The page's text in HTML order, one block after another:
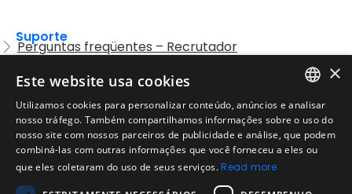
Suporte
Perguntas freqüentes – Recrutador
Preguntas frequentes – Candidatos
Legal
Política de Uso Aceitável
Aviso Legal
ENGLISH
SPANISH
×
Este website usa cookies
Utilizamos cookies para personalizar conteúdo, anúncios e analisar
nosso tráfego. Também compartilhamos informações sobre o uso do
nosso site com nossos parceiros de publicidade e análise, que podem
combiná-las com outras informações que você forneceu a eles ou
que eles coletaram do uso de seus serviços.Read more